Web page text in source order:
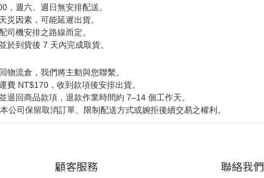
，週六、週日無安排配送。
災因素，可能延遲出貨。
司機安排之路線而定。
於到貨後 7 天內完成取貨。
物流倉，我們將主動與您聯繫。
費 NT$170，收到款項後安排出貨。
退回商品款項，退款作業時間約 7–14 個工作天。
公司保留取消訂單、限制配送方式或婉拒後續交易之權利。
顧客服務 聯絡我們